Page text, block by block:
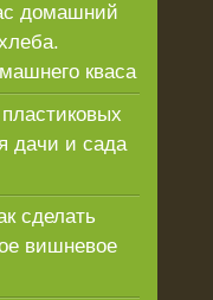
домашний
кваса
дачи и сада
сделать
вишневое